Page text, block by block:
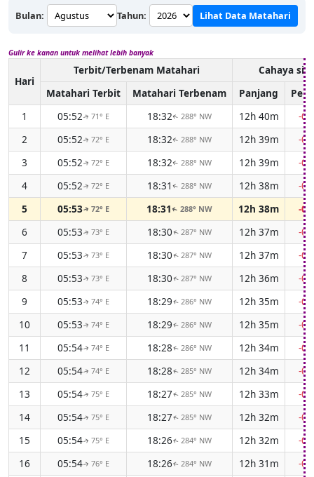
Bulan: Tahun: Lihat Data Matahari
Gulir ke kanan untuk melihat lebih banyak
Hari
Terbit/Terbenam Matahari
Cahaya
Matahari Terbit
Matahari Terbenam Panjang
1
05:52↑71° E 18:32↑ 288° NW 12h 40m
-
2
05:52↑72° E 18:32↑ 288° NW 12h 39m
-
3
05:52↑72° E 18:32↑ 288° NW 12h 39m
-
4
05:52↑72° E 18:31 ↑ 288° NW 12h 38m
-
5
05:53↑72° E 18:31↑288° NW 12h 38m
-
6
05:53↑73° E 18:30↑ 287° NW 12h 37m
-
7
05:53↑73° E 18:30↑ 287° NW 12h 37m
-
8
05:53↑73° E 18:30↑ 287° NW 12h 36m
-
9
05:53↑ 74° E 18:29↑ 286° NW 12h 35m
-
10
05:53↑ 74° E 18:29↑ 286° NW 12h 35m
-
11
05:54↑ 74° E 18:28↑ 286° NW 12h 34m
-
12
05:54↑ 74° E 18:28↑ 285° NW 12h 34m
-
13
05:54↑ 75° E 18:27↑ 285° NW 12h 33m
-
14
05:54↑ 75° E 18:27↑ 285° NW 12h 32m
-
15
05:54↑ 75° E 18:26↑ 284° NW 12h 32m
-
16
05:54↑ 76° E 18:26↑ 284° NW 12h 31m
-